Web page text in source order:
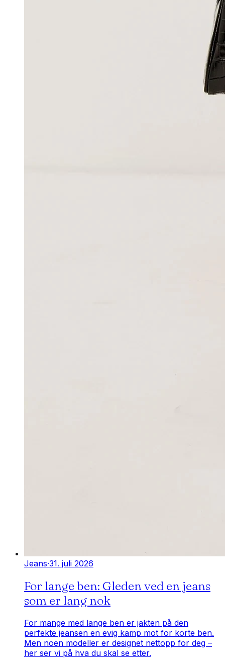
Jeans·31. juli 2026
For lange ben: Gleden ved en jeans
som er lang nok
For mange med lange ben er jakten på den
perfekte jeansen en evig kamp mot for korte ben.
Men noen modeller er designet nettopp for deg –
her ser vi på hva du skal se etter.